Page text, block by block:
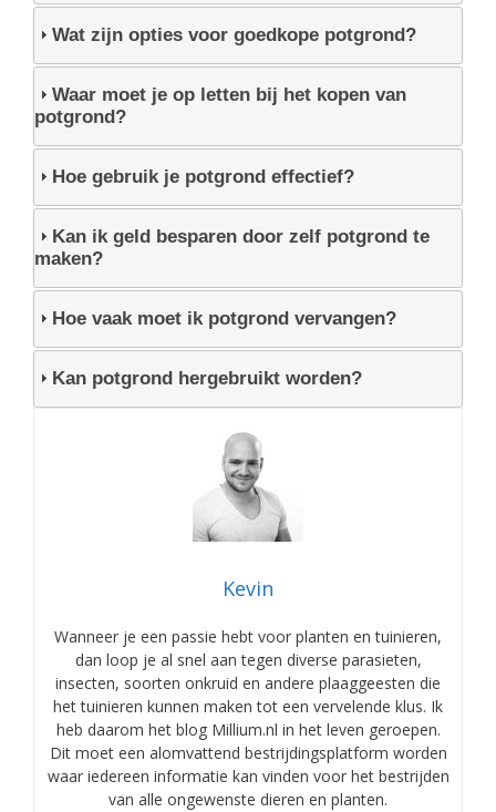
Wat zijn opties voor goedkope potgrond?
Waar moet je op letten bij het kopen van
potgrond?
Hoe gebruik je potgrond effectief?
Kan ik geld besparen door zelf potgrond te
maken?
Hoe vaak moet ik potgrond vervangen?
Kan potgrond hergebruikt worden?
Kevin
Wanneer je een passie hebt voor planten en tuinieren,
dan loop je al snel aan tegen diverse parasieten,
insecten, soorten onkruid en andere plaaggeesten die
het tuinieren kunnen maken tot een vervelende klus. Ik
heb daarom het blog Millium.nl in het leven geroepen.
Dit moet een alomvattend bestrijdingsplatform worden
waar iedereen informatie kan vinden voor het bestrijden
van alle ongewenste dieren en planten.